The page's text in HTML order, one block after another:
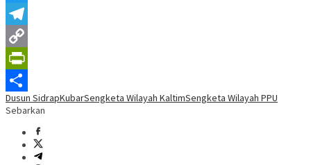
Twitter
Telegram
Copy
Link
PrintFriendly
Share
Dusun SidrapKubarSengketa Wilayah KaltimSengketa Wilayah PPU
Sebarkan